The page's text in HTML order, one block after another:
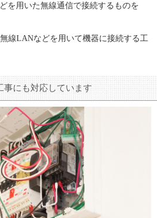
を用いた無線通信で接続するものを
線LANなどを用いて機器に接続する工
事にも対応しています